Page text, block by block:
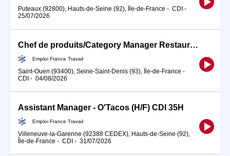
Puteaux (92800), Hauts-de-Seine (92), Île-de-France - CDI -
25/07/2026
Chef de produits/Category Manager Restauration F/H
Emploi France Travail
Saint-Ouen (93400), Seine-Saint-Denis (93), Île-de-France -
CDI - 04/08/2026
Assistant Manager - O'Tacos (H/F) CDI 35H
Emploi France Travail
Villeneuve-la-Garenne (92388 CEDEX), Hauts-de-Seine (92),
Île-de-France - CDI - 31/07/2026